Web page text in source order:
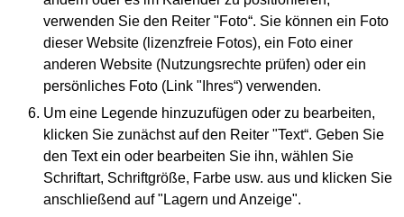
verwenden Sie den Reiter "Foto“. Sie können ein Foto
dieser Website (lizenzfreie Fotos), ein Foto einer
anderen Website (Nutzungsrechte prüfen) oder ein
persönliches Foto (Link "Ihres“) verwenden.
Um eine Legende hinzuzufügen oder zu bearbeiten,
klicken Sie zunächst auf den Reiter "Text“. Geben Sie
den Text ein oder bearbeiten Sie ihn, wählen Sie
Schriftart, Schriftgröße, Farbe usw. aus und klicken Sie
anschließend auf "Lagern und Anzeige".